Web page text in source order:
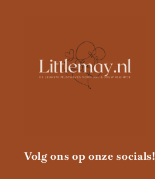
Volg ons op onze socials!